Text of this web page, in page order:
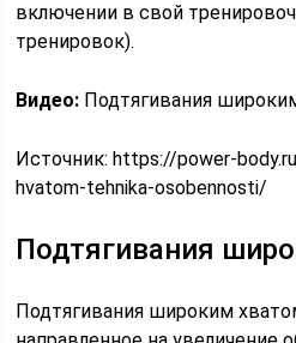
включении в свой
тренировок).
Видео: Подтягивания
Источник:https://power-
hvatom-tehnika-osobennosti/
Подтягивания
Подтягивания широким